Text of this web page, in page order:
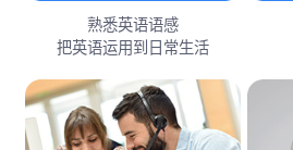
熟悉英语语感
把英语运用到日常生活